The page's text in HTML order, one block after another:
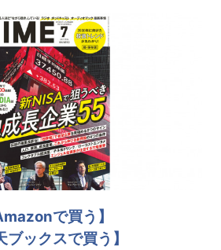
で買う】
ブックスで買う】